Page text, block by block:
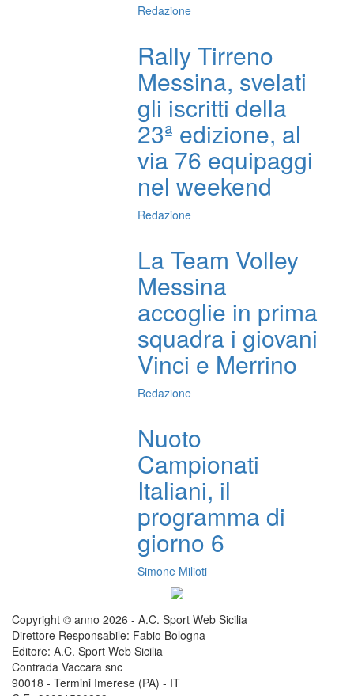
Redazione
Rally Tirreno
Messina, svelati
gli iscritti della
23ª edizione, al
via 76 equipaggi
nel weekend
Redazione
La Team Volley
Messina
accoglie in prima
squadra i giovani
Vinci e Merrino
Redazione
Nuoto
Campionati
Italiani, il
programma di
giorno 6
Simone Milioti
Copyright © anno 2026 - A.C. Sport Web Sicilia
Direttore Responsabile: Fabio Bologna
Editore: A.C. Sport Web Sicilia
Contrada Vaccara snc
90018 - Termini Imerese (PA) - IT